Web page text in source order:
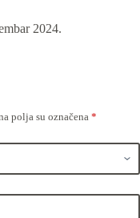
2024.
polja su označena *